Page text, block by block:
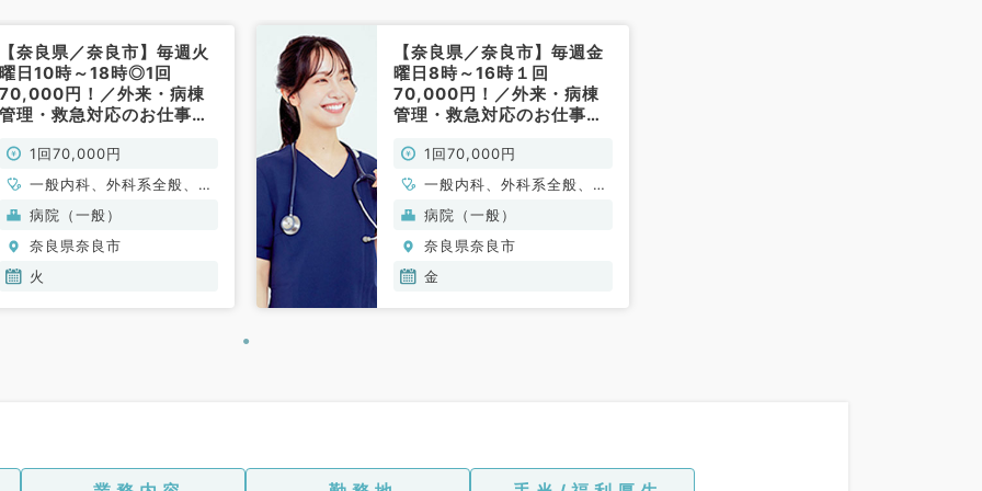
【奈良県／奈良市】毎週火
曜日10時～18時◎1回
70,000円！／外来・病棟
管理・救急対応のお仕事で
非常勤）
1回70,000円
一般内科、外科系全般、一
般外科
病院（一般）
奈良県奈良市
火
【奈良県／奈良市】毎週金
曜日8時～16時１回
70,000円！／外来・病棟
管理・救急対応のお仕事で
非常勤）
1回70,000円
一般内科、外科系全般、一
般外科
病院（一般）
奈良県奈良市
金